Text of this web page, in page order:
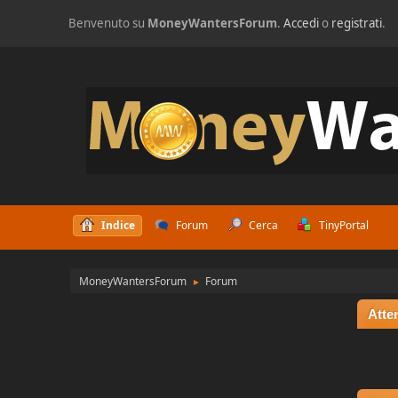
Benvenuto su MoneyWantersForum.Accedio registrati.
Indice Forum Cerca TinyPortal
MoneyWantersForum ► Forum